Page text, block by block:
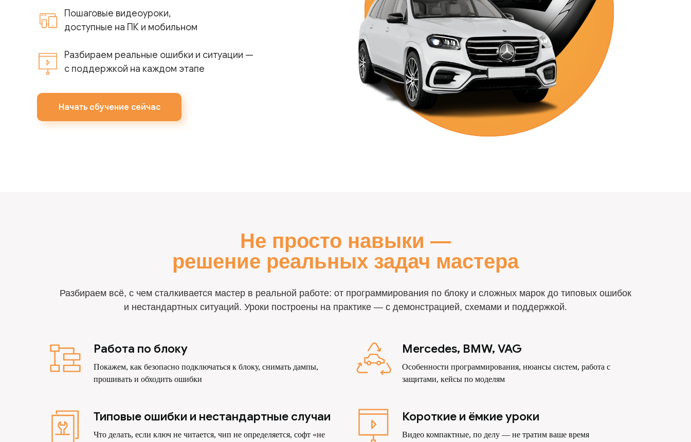
Пошаговые видеоуроки,
доступные на ПК и мобильном
Разбираем реальные ошибки и ситуации —
с поддержкой на каждом этапе
Начать обучение сейчас
Разбираем всё, с чем сталкивается мастер в реальной работе: от программирования по блоку и сложных марок до типовых ошибок
и нестандартных ситуаций. Уроки построены на практике — с демонстрацией, схемами и поддержкой.
Не просто навыки —
решение реальных задач мастера
Работа по блоку
Покажем, как безопасно подключаться к блоку, снимать дампы,
прошивать и обходить ошибки
Mercedes, BMW, VAG
Особенности программирования, нюансы систем, работа с
защитами, кейсы по моделям
Типовые ошибки и нестандартные случаи
Что делать, если ключ не читается, чип не определяется, софт «не
Короткие и ёмкие уроки
Видео компактные, по делу — не тратим ваше время